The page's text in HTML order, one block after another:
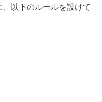
以下のルールを設けて